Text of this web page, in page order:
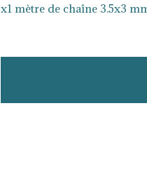
x1 mètre de chaîne 3.5x3